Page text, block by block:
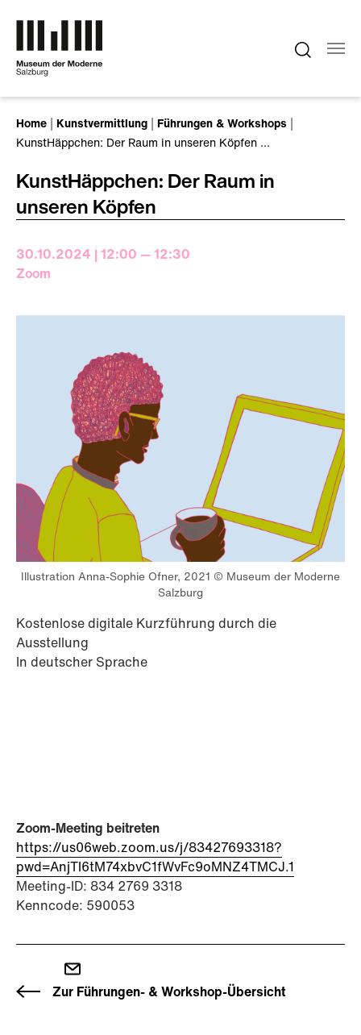
Home Kunstvermittlung
Führungen & Workshops
KunstHäppchen: Der Raum in unseren Köpfen …
KunstHäppchen: Der Raum in
unseren Köpfen
30.10.2024 | 12:00 — 12:30
Zoom
Illustration Anna-Sophie Ofner, 2021 © Museum der Moderne
Salzburg
Kostenlose digitale Kurzführung durch die
Ausstellung
In deutscher Sprache
Zoom-Meeting beitreten
https://us06web.zoom.us/j/83427693318?
pwd=AnjTl6tM74xbvC1fWvFc9oMNZ4TMCJ.1
Meeting-ID: 834 2769 3318
Kenncode: 590053
Zur Führungen- & Workshop-Übersicht